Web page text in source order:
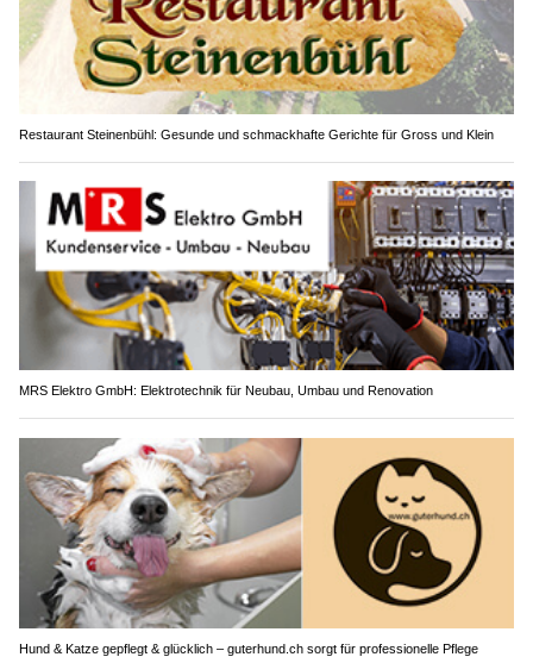
Restaurant Steinenbühl: Gesunde und schmackhafte Gerichte für Gross und Klein
MRS Elektro GmbH: Elektrotechnik für Neubau, Umbau und Renovation
Hund & Katze gepflegt & glücklich – guterhund.ch sorgt für professionelle Pflege